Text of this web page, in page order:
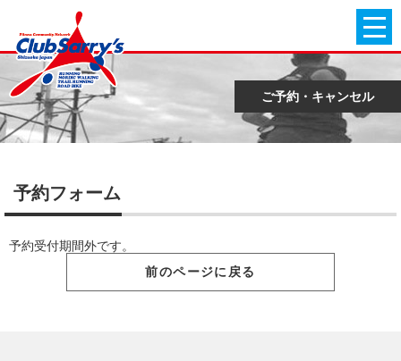
ご予約・キャンセル
予約フォーム
予約受付期間外です。
前のページに戻る